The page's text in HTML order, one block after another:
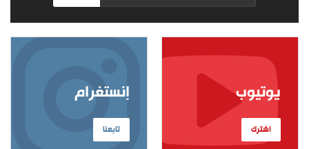
إنستغرام
تابعنا
يوتيوب
اشترك